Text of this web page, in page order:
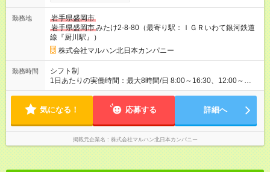
勤務地
岩手県盛岡市
岩手県盛岡市みたけ2-8-80（最寄り駅：ＩＧＲいわて銀河鉄道
線『厨川駅』）
株式会社マルハン北日本カンパニー
勤務時間
シフト制
1日あたりの実働時間：最大8時間/日 8:00～16:30、12:00～
20:30、15:30～24:00 実働1日4時間 ・最低勤務日数：週3日 ★
る方歓迎
気になる！ 応募する 詳細へ
掲載元企業名 株式会社マルハン北日本カンパニー